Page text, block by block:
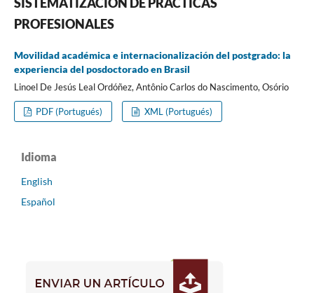
PROFESIONALES
Movilidad académica e internacionalización del postgrado: la
experiencia del posdoctorado en Brasil
Linoel De Jesús Leal Ordóñez, Antônio Carlos do Nascimento, Osório
PDF (Portugués) XML (Portugués)
Idioma
English
Español